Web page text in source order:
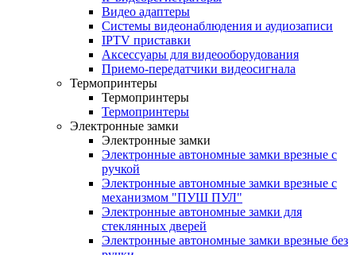
Видео адаптеры
Системы видеонаблюдения и аудиозаписи
IPTV приставки
Аксессуары для видеооборудования
Приемо-передатчики видеосигнала
Термопринтеры
Термопринтеры
Термопринтеры
Электронные замки
Электронные замки
Электронные автономные замки врезные с
ручкой
Электронные автономные замки врезные с
механизмом "ПУШ ПУЛ"
Электронные автономные замки для
стеклянных дверей
Электронные автономные замки врезные без